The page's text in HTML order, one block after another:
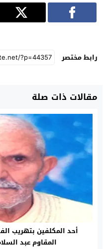
رابط مختصر
مقالات ذات صلة
أحد المكلفين بتهريب
المقاوم عبد